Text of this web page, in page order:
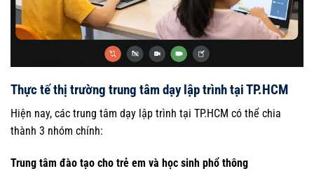
Thực tế thị trường trung tâm dạy lập trình tại TP.HCM
Hiện nay, các trung tâm dạy lập trình tại TP.HCM có thể chia
thành 3 nhóm chính:
Trung tâm đào tạo cho trẻ em và học sinh phổ thông